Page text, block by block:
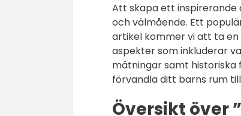
Att skapa ett
och välmående. Ett
artikel kommer vi att ta en
aspekter som inkluderar
mätningar samt
förvandla ditt barns rum
Översikt över